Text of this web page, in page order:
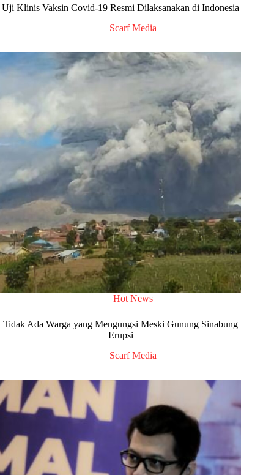
Uji Klinis Vaksin Covid-19 Resmi Dilaksanakan di Indonesia
Scarf Media
Hot News
Tidak Ada Warga yang Mengungsi Meski Gunung Sinabung
Erupsi
Scarf Media